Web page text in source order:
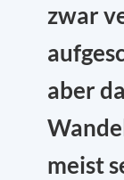
zwar
aber
meist